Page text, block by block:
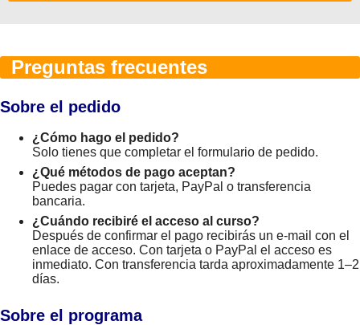
Preguntas frecuentes
Sobre el pedido
¿Cómo hago el pedido?
Solo tienes que completar el formulario de pedido.
¿Qué métodos de pago aceptan?
Puedes pagar con tarjeta, PayPal o transferencia
bancaria.
¿Cuándo recibiré el acceso al curso?
Después de confirmar el pago recibirás un e-mail con el
enlace de acceso. Con tarjeta o PayPal el acceso es
inmediato. Con transferencia tarda aproximadamente 1–2
días.
Sobre el programa